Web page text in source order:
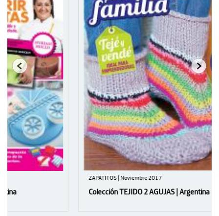
ZAPATITOS | Noviembre 2017
Colección TEJIDO 2 AGUJAS | Argentina